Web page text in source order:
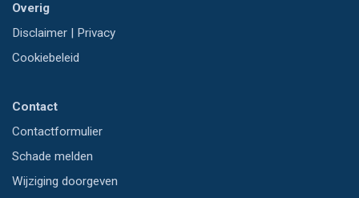
Overig
Disclaimer | Privacy
Cookiebeleid
Contact
Contactformulier
Schade melden
Wijziging doorgeven